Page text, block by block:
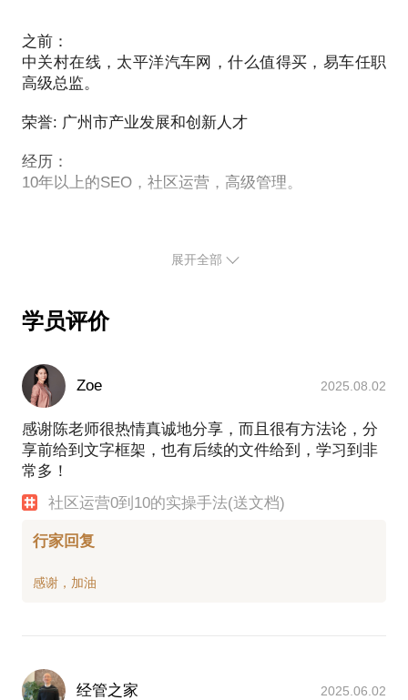
2. 栽体
3. 外链
所有seo元素都被这几个体系包含，这几个体系
手法适用包括百度，搜狗等所有搜索引擎手法，我可
以系统性分享这几个体系的操作步骤。
沟通方式：用文档展示要说的内容
2：社区在不同阶段的主要目标和发展方向及打法逻辑
........
当这些问题放整个社区来看时就有标准答案，社区运
同学有帮助。
本次沟通是如何把垂类社区做起来包括：
1.垂直社区能做起来的条件
我可以系统性的分享以上几点，包括我自己总结出来
来聊。
沟通方式：用文档展示要说的内容
沟通文档：聊完提供该项目相关的所有文档
文档包括：垂直社区运营，社区团队架构，kol运营，
之前：
中关村在线，太平洋汽车网，什么值得买，易车任职
高级总监。
荣誉: 广州市产业发展和创新人才
经历：
10年以上的SEO，社区运营，高级管理。
展开全部
学员评价
Zoe 2025.08.02
感谢陈老师很热情真诚地分享，而且很有方法论，分
享前给到文字框架，也有后续的文件给到，学习到非
常多！
社区运营0到10的实操手法(送文档)
行家回复
经管之家 2025.06.02